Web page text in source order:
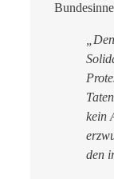
kein
den